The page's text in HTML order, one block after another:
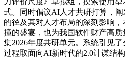
式。同时倡议AI人才共研打算，
的径及其对人才布局的深刻影响
撞的盛宴，也为我国软件财产高
集2026年度共研单元。系统引见
过程取面向AI新时代的2.0计谋结